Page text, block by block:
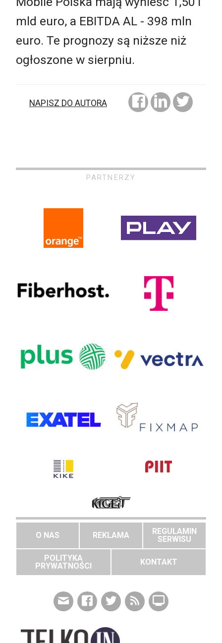
mld euro, a EBITDA AL - 398 mln
euro. Te prognozy są niższe niż
ogłoszone w sierpniu.
NAPISZ DO AUTORA
PARTNERZY
O NAS REKLAMA
REGULAMIN
SERWISU
POLITYKA
PRYWATNOŚCI
KONTAKT